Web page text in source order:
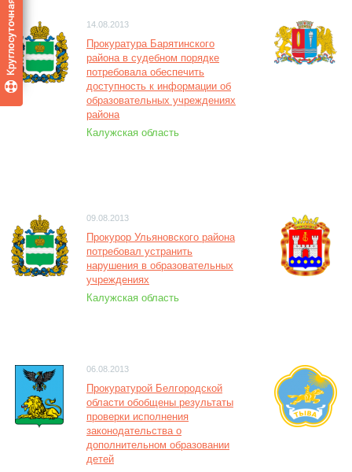
14.08.2013
Прокуратура Барятинского
района в судебном порядке
потребовала обеспечить
доступность к информации об
образовательных учреждениях
района
Калужская область
09.08.2013
Прокурор Ульяновского района
потребовал устранить
нарушения в образовательных
учреждениях
Калужская область
06.08.2013
Прокуратурой Белгородской
области обобщены результаты
проверки исполнения
законодательства о
дополнительном образовании
детей